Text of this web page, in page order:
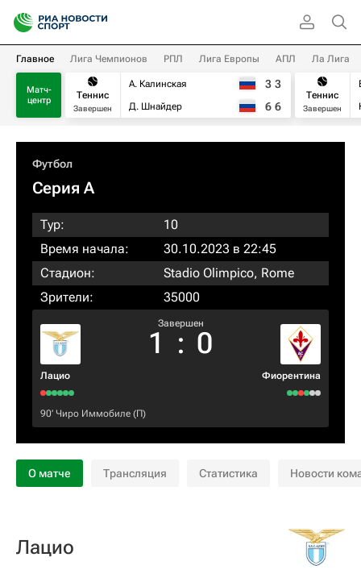
Главное Лига Чемпионов РПЛ Лига Европы АПЛ Ла Лига
Матч-
центр
Теннис
Завершен
А. Калинская
Д. Шнайдер
3 3
6 6
Теннис
Завершен
Футбол
Серия А
Тур:
10
Время начала:
30.10.2023 в 22:45
Стадион:
Stadio Olimpico, Rome
Зрители:
35000
Лацио
Завершен
1 : 0
Фиорентина
90‎’‎ Чиро Иммобиле (П)
О матче Трансляция Статистика Новости
Лацио